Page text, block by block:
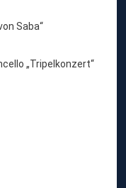
Saba“
„Tripelkonzert“